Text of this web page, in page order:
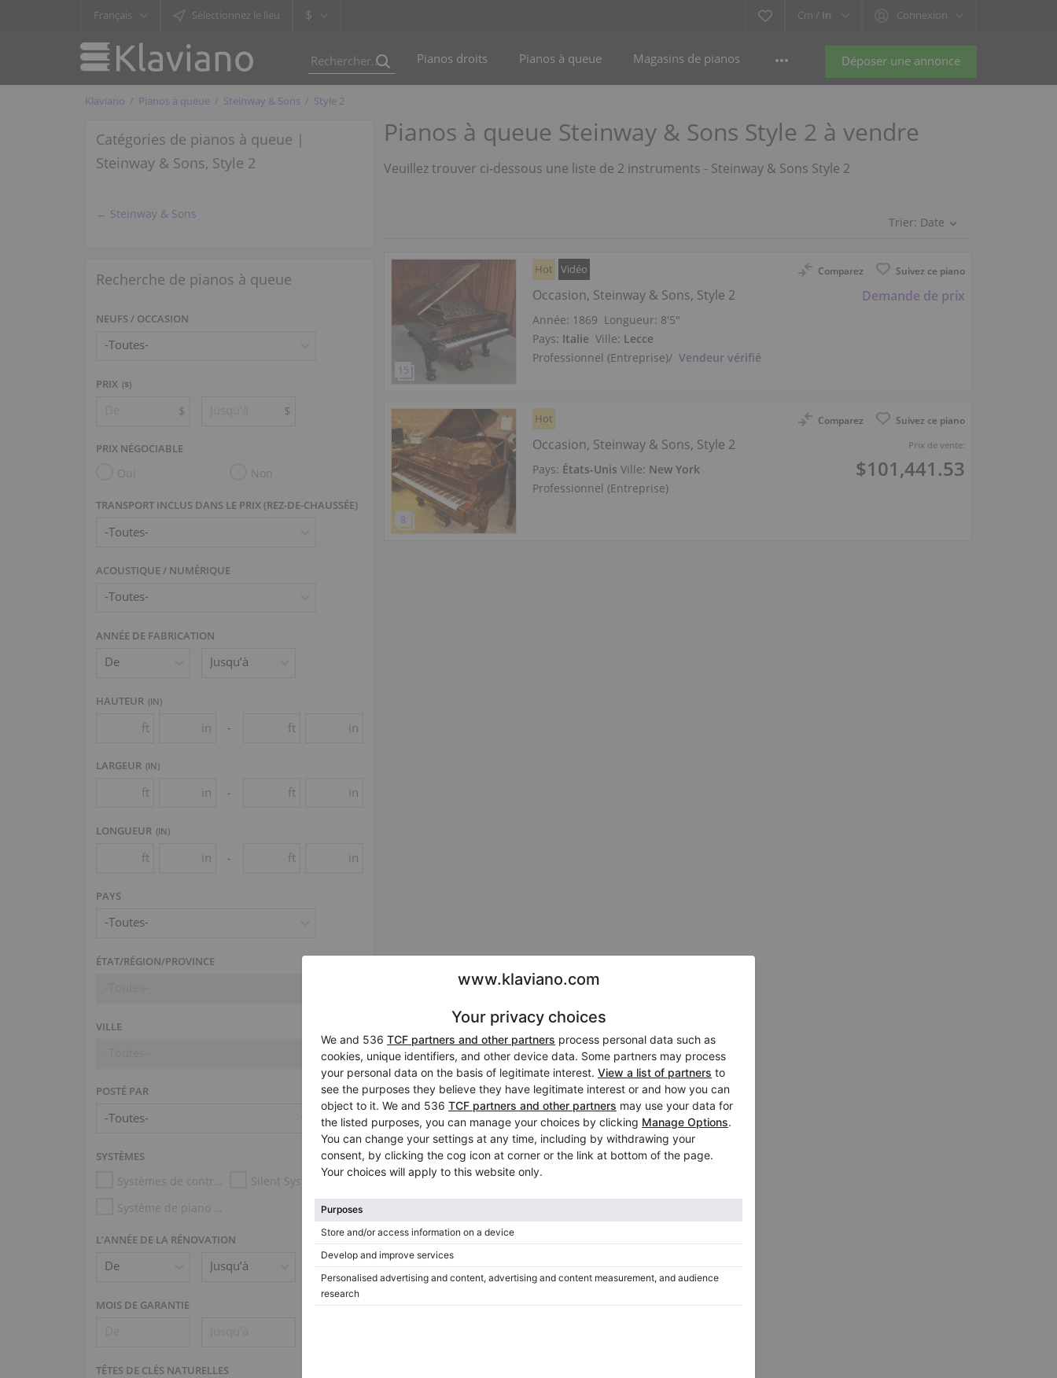
Français Sélectionnez le lieu $ Cm / In Connexion
Déposer une annonce
Pianos droits Pianos à queue Magasins de pianos
Klaviano Pianos à queue Steinway & Sons Style 2
Catégories de pianos à queue |
Steinway & Sons, Style 2
← Steinway & Sons
Recherche de pianos à queue
NEUFS / OCCASION
PRIX ($)
$ $
PRIX NÉGOCIABLE
Oui Non
TRANSPORT INCLUS DANS LE PRIX (REZ-DE-CHAUSSÉE)
ACOUSTIQUE / NUMÉRIQUE
ANNÉE DE FABRICATION
HAUTEUR (IN)
ft in - ft in
LARGEUR (IN)
ft in - ft in
LONGUEUR (IN)
ft in - ft in
PAYS
-Toutes-
ÉTAT/RÉGION/PROVINCE
VILLE
POSTÉ PAR
SYSTÈMES
Systèmes de contrôle d’humidité
Silent System
Système de piano mécanique (p.ex. Disklavier, PianoDisc)
L’ANNÉE DE LA RÉNOVATION
MOIS DE GARANTIE
TÊTES DE CLÉS NATURELLES
Pianos à queue Steinway & Sons Style 2 à vendre
Veuillez trouver ci-dessous une liste de 2 instruments - Steinway & Sons Style 2
Trier: Date
Comparez Suivez ce piano
Demande de prix
Hot Vidéo
Occasion, Steinway & Sons, Style 2
Année: 1869 Longueur: 8′5″
Pays: Italie Ville: Lecce
Professionnel (Entreprise)/ Vendeur vérifié
Comparez Suivez ce piano
Prix de vente:
$101,441.53
Hot
Occasion, Steinway & Sons, Style 2
Pays: États-Unis Ville: New York
Professionnel (Entreprise)